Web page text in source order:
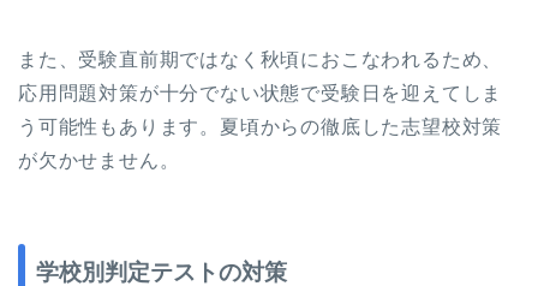
また、受験直前期ではなく秋頃におこなわれるため、
応用問題対策が十分でない状態で受験日を迎えてしま
う可能性もあります。夏頃からの徹底した志望校対策
が欠かせません。
学校別判定テストの対策